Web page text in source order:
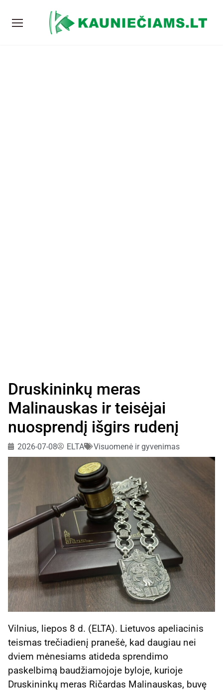
Druskininkų meras
Malinauskas ir teisėjai
nuosprendį išgirs rudenį
2026-07-08 ELTA Visuomenė ir gyvenimas
Vilnius, liepos 8 d. (ELTA). Lietuvos apeliacinis
teismas trečiadienį pranešė, kad daugiau nei
dviem mėnesiams atideda sprendimo
paskelbimą baudžiamojoje byloje, kurioje
Druskininkų meras Ričardas Malinauskas, buvę